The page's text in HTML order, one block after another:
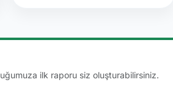
ilk raporu siz oluşturabilirsiniz.